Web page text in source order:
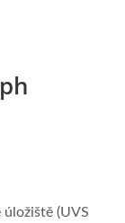
(UVS